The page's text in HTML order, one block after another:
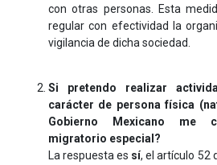
con otras personas. Esta
regular con efectividad la
vigilancia de dicha sociedad.
Si pretendo realizar
carácter de persona física
Gobierno Mexicano me
migratorio especial?
La respuesta es sí, el artículo 52